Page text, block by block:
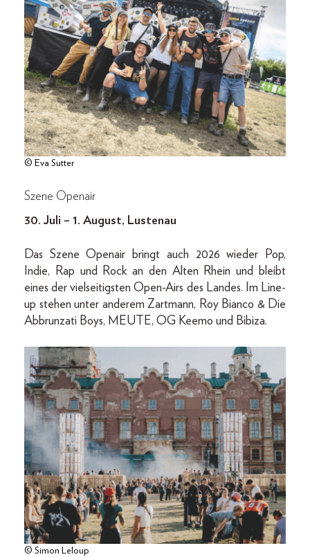
© Eva Sutter
Szene Openair
30. Juli – 1. August, Lustenau
Das Szene Openair bringt auch 2026 wieder Pop,
Indie, Rap und Rock an den Alten Rhein und bleibt
eines der vielseitigsten Open-Airs des Landes. Im Line-
up stehen unter anderem Zartmann, Roy Bianco & Die
Abbrunzati Boys, MEUTE, OG Keemo und Bibiza.
© Simon Leloup